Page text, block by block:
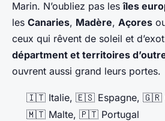
Marin. N’oubliez pas lesîles
les Canaries, Madère, Açores
ceux qui rêvent de soleil et
départment et territoires
ouvrent aussi grand leurs portes.
🇮🇹 Italie, 🇪🇸 Espagne, 🇬🇷
🇲🇹 Malte, 🇵🇹 Portugal